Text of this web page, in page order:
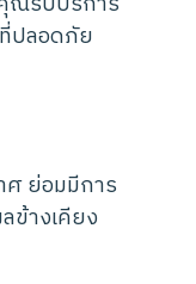
ปลอดภัย
ศ ย่อมมีการ
ข้างเคียง